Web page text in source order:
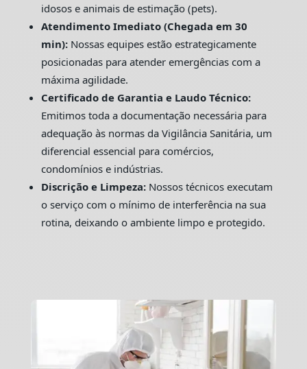
idosos e animais de estimação (pets).
Atendimento Imediato (Chegada em 30
min):Nossas equipes estão estrategicamente
posicionadas para atender emergências com a
máxima agilidade.
Certificado de Garantia e Laudo Técnico:
Emitimos toda a documentação necessária para
adequação às normas da Vigilância Sanitária, um
diferencial essencial para comércios,
condomínios e indústrias.
Discrição e Limpeza:Nossos técnicos executam
o serviço com o mínimo de interferência na sua
rotina, deixando o ambiente limpo e protegido.